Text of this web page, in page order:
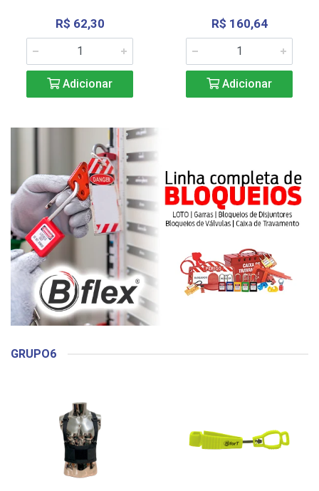
R$ 62,30
Adicionar
R$ 160,64
Adicionar
GRUPO6